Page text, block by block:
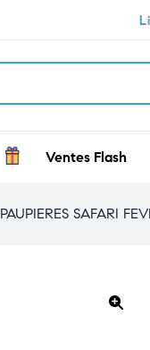
Livraison
Ventes Flash
SAFARI